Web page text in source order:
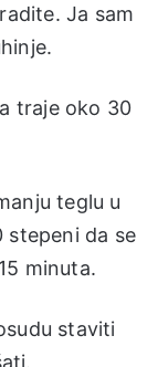
Ja sam
traje oko 30
teglu u
stepeni da se
minuta.
staviti